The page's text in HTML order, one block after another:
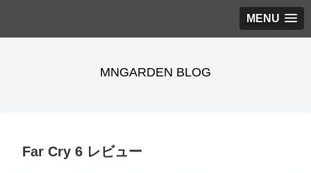
MENU
MNGARDEN BLOG
Far Cry 6 レビュー